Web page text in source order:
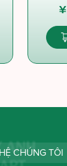
¥
CHÚNG TÔI